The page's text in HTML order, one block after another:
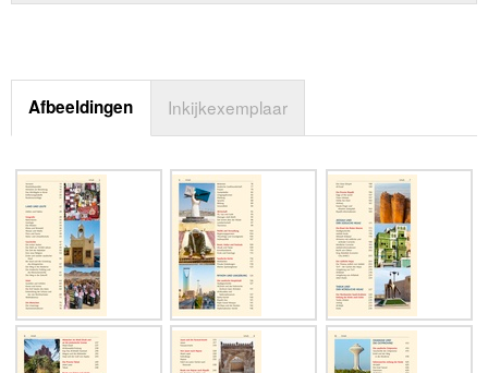
Afbeeldingen Inkijkexemplaar